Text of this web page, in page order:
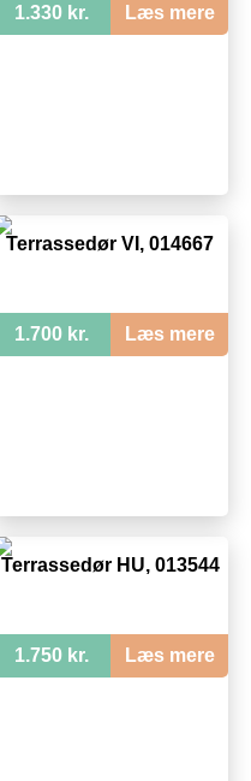
1.330 kr. Læs mere
Terrassedør VI, 014667
1.700 kr. Læs mere
Terrassedør HU, 013544
1.750 kr. Læs mere